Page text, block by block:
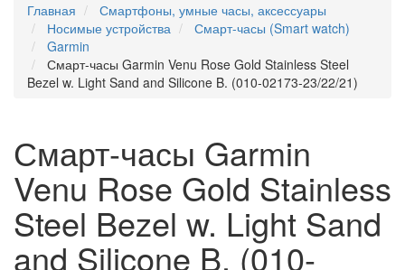
Главная
Смартфоны, умные часы, аксессуары
Носимые устройства
Смарт-часы (Smart watch)
Garmin
Смарт-часы Garmin Venu Rose Gold Stainless Steel
Bezel w. Light Sand and Silicone B. (010-02173-23/22/21)
Смарт-часы Garmin
Venu Rose Gold Stainless
Steel Bezel w. Light Sand
and Silicone B. (010-